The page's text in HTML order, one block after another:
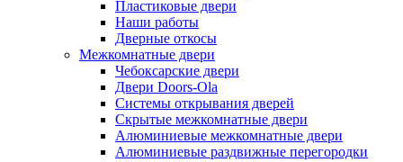
Пластиковые двери
Наши работы
Дверные откосы
Межкомнатные двери
Чебоксарские двери
Двери Doors-Ola
Системы открывания дверей
Скрытые межкомнатные двери
Алюминиевые межкомнатные двери
Алюминиевые раздвижные перегородки